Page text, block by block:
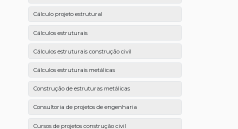
Cálculo projeto estrutural
Cálculos estruturais
Cálculos estruturais construção civil
Cálculos estruturais metálicas
Construção de estruturas metálicas
Consultoria de projetos de engenharia
Cursos de projetos construção civil